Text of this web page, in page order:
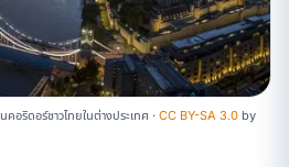
ดอร์ชาวไทยในต่างประเทศ · CC BY-SA 3.0 by